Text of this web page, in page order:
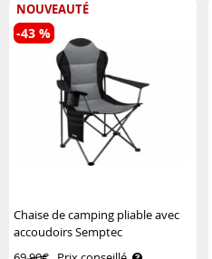
NOUVEAUTÉ
Chaise de camping pliable avec
accoudoirs Semptec
-43 %